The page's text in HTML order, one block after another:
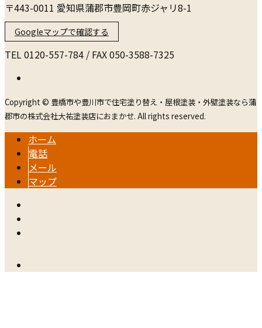
〒443-0011 愛知県蒲郡市豊岡町赤ジャリ8-1
Googleマップで確認する
TEL 0120-557-784 / FAX 050-3588-7325
Copyright © 豊橋市や豊川市で住宅塗り替え・屋根塗装・外壁塗装なら蒲
郡市の株式会社大祐塗装店におまかせ. All rights reserved.
ホーム
電話
メール
マップ